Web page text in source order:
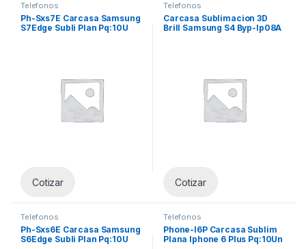
Telefonos
Ph-Sxs7E Carcasa Samsung
S7Edge Subli Plan Pq:10U
Cotizar
Telefonos
Carcasa Sublimacion 3D
Brill Samsung S4 Byp-Ip08A
Cotizar
Telefonos
Ph-Sxs6E Carcasa Samsung
S6Edge Subli Plan Pq:10U
Telefonos
Phone-I6P Carcasa Sublim
Plana Iphone 6 Plus Pq:10Un